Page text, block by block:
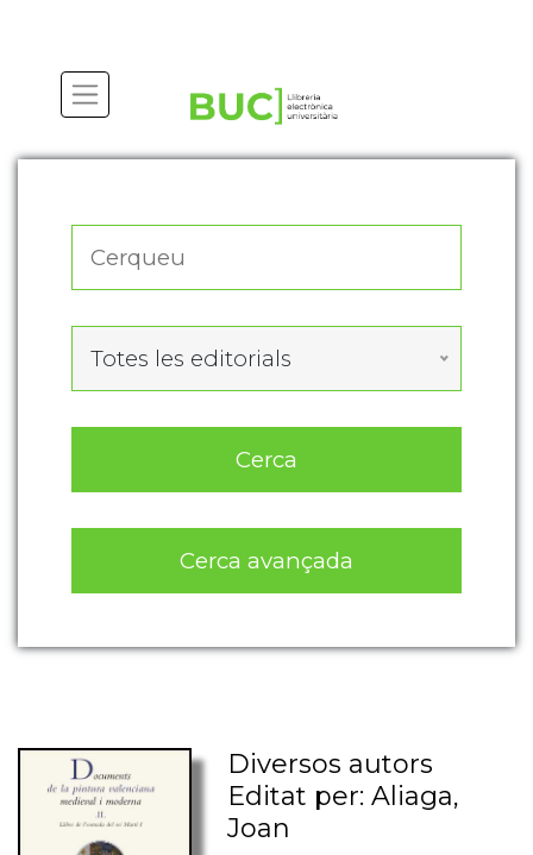
Totes les editorials
Cerca
Cerca avançada
Diversos autors
Editat per: Aliaga,
Joan